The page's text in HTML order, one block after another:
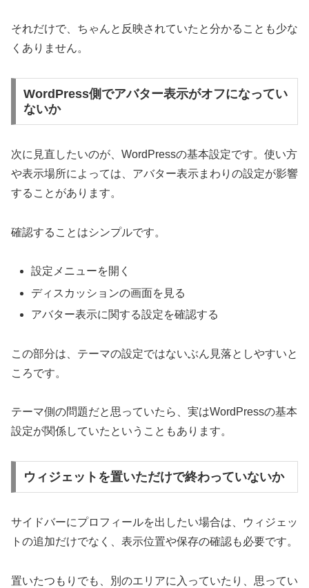
それだけで、ちゃんと反映されていたと分かることも少な
くありません。
WordPress側でアバター表示がオフになってい
ないか
次に見直したいのが、WordPressの基本設定です。使い方
や表示場所によっては、アバター表示まわりの設定が影響
することがあります。
確認することはシンプルです。
設定メニューを開く
ディスカッションの画面を見る
アバター表示に関する設定を確認する
この部分は、テーマの設定ではないぶん見落としやすいと
ころです。
テーマ側の問題だと思っていたら、実はWordPressの基本
設定が関係していたということもあります。
ウィジェットを置いただけで終わっていないか
サイドバーにプロフィールを出したい場合は、ウィジェッ
トの追加だけでなく、表示位置や保存の確認も必要です。
置いたつもりでも、別のエリアに入っていたり、思ってい